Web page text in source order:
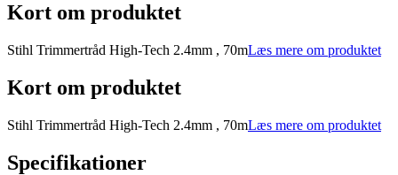
Kort om produktet
Stihl Trimmertråd High-Tech 2.4mm , 70mLæs mere om produktet
Kort om produktet
Stihl Trimmertråd High-Tech 2.4mm , 70mLæs mere om produktet
Specifikationer